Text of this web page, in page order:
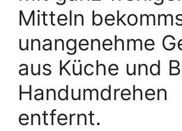
Mitteln
unangenehme
aus Küche und
Handumdrehen
entfernt.